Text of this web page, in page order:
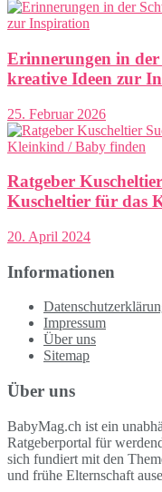
Erinnerungen in der
kreative Ideen zur
25. Februar 2026
Ratgeber
Kuscheltier für das
20. April 2024
Informationen
Impressum
Über uns
Sitemap
Über uns
BabyMag.ch ist ein
Ratgeberportal für
sich fundiert mit den
und frühe Elternschaft